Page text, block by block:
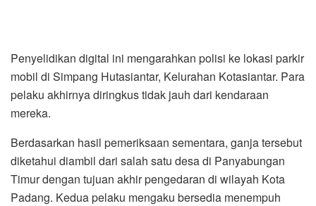
Penyelidikan digital ini mengarahkan polisi ke lokasi parkir
mobil di Simpang Hutasiantar, Kelurahan Kotasiantar. Para
pelaku akhirnya diringkus tidak jauh dari kendaraan
mereka.
Berdasarkan hasil pemeriksaan sementara, ganja tersebut
diketahui diambil dari salah satu desa di Panyabungan
Timur dengan tujuan akhir pengedaran di wilayah Kota
Padang. Kedua pelaku mengaku bersedia menempuh